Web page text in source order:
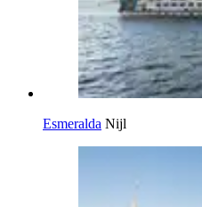
Esmeralda Nijl